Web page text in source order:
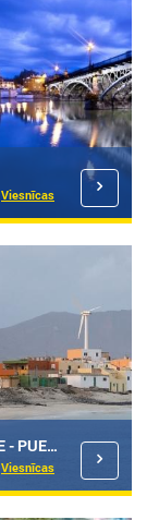
Viesnīcas
TENERIFE - PUERTO DE LA KRUSA
Viesnīcas